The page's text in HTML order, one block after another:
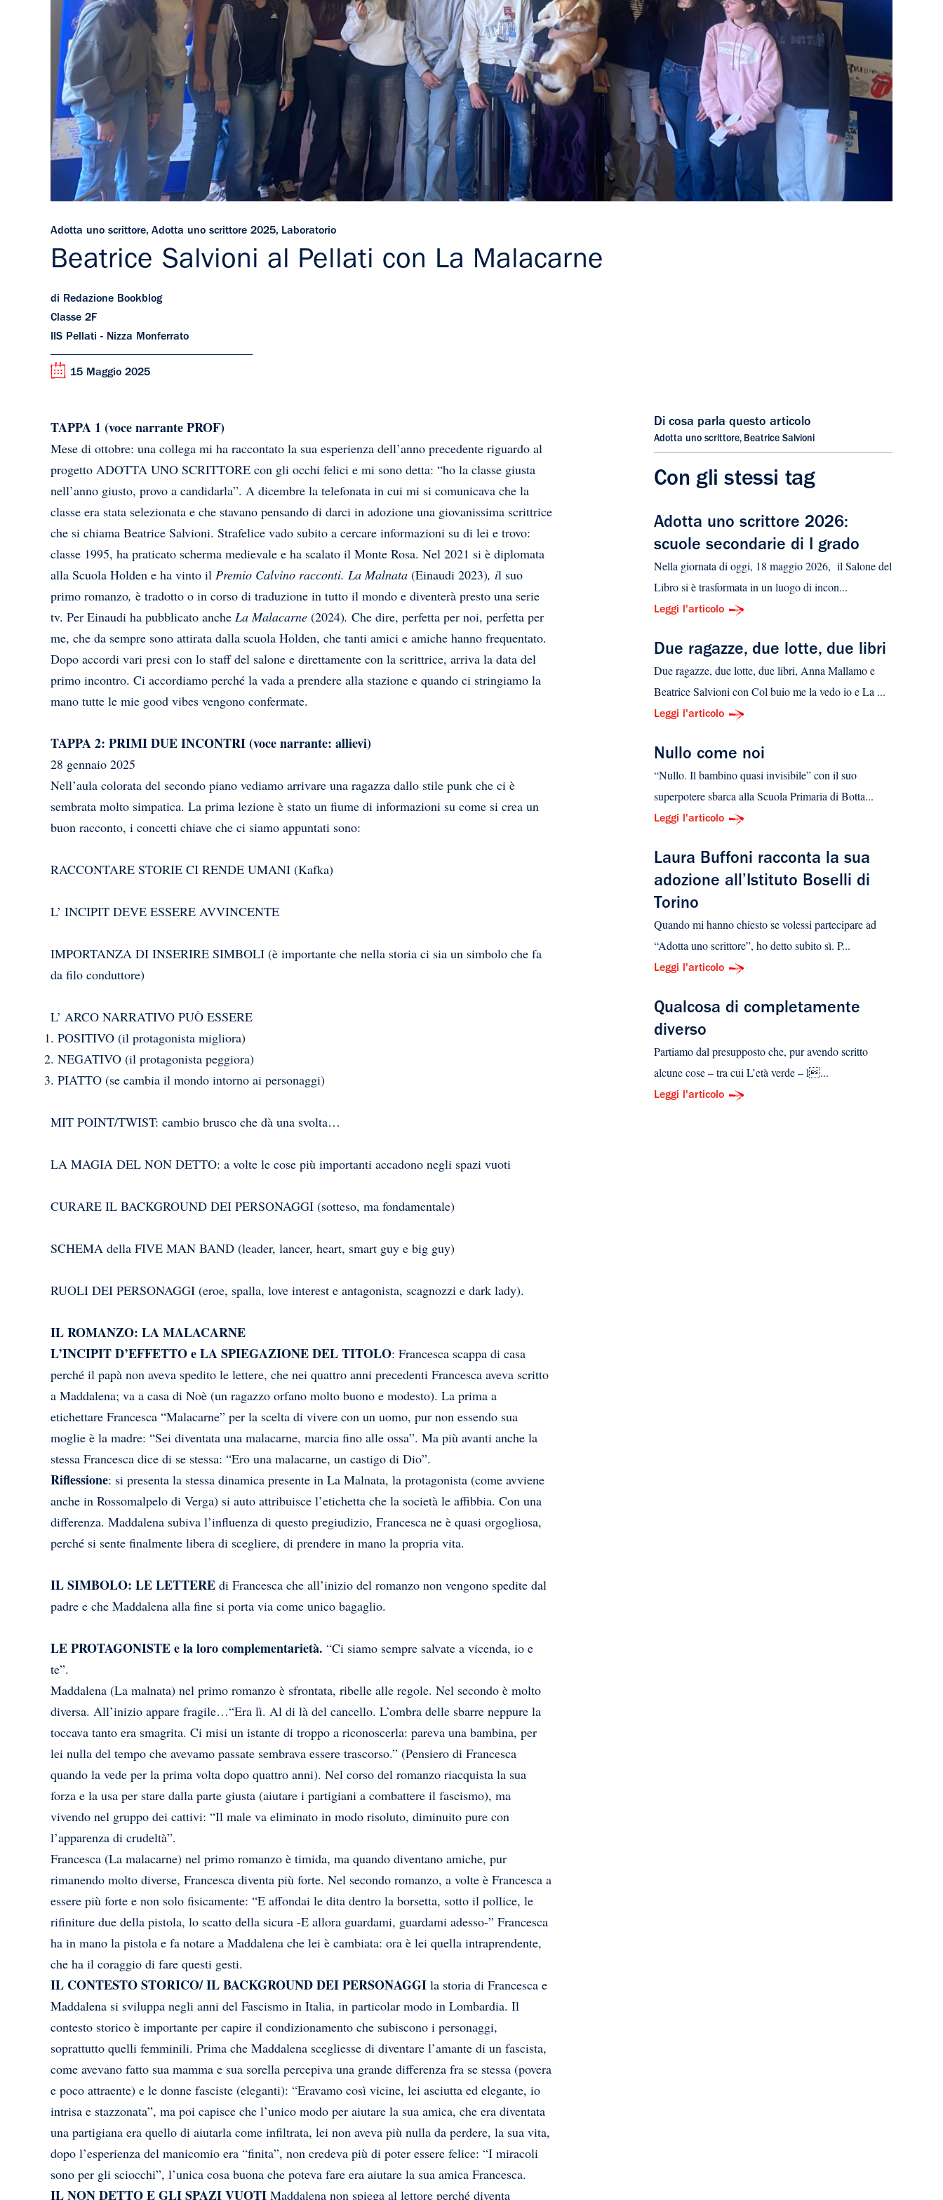
Adotta uno scrittore, Adotta uno scrittore 2025, Laboratorio
Beatrice Salvioni al Pellati con La Malacarne
di Redazione Bookblog
Classe 2F
IIS Pellati - Nizza Monferrato
15 Maggio 2025
TAPPA 1 (voce narrante PROF)
Mese di ottobre: una collega mi ha raccontato la sua esperienza dell’anno precedente riguardo al
progetto ADOTTA UNO SCRITTORE con gli occhi felici e mi sono detta: “ho la classe giusta
nell’anno giusto, provo a candidarla”. A dicembre la telefonata in cui mi si comunicava che la
classe era stata selezionata e che stavano pensando di darci in adozione una giovanissima scrittrice
che si chiama Beatrice Salvioni. Strafelice vado subito a cercare informazioni su di lei e trovo:
classe 1995, ha praticato scherma medievale e ha scalato il Monte Rosa. Nel 2021 si è diplomata
alla Scuola Holden e ha vinto il Premio Calvino racconti. La Malnata (Einaudi 2023), il suo
primo romanzo, è tradotto o in corso di traduzione in tutto il mondo e diventerà presto una serie
tv. Per Einaudi ha pubblicato anche La Malacarne (2024). Che dire, perfetta per noi, perfetta per
me, che da sempre sono attirata dalla scuola Holden, che tanti amici e amiche hanno frequentato.
Dopo accordi vari presi con lo staff del salone e direttamente con la scrittrice, arriva la data del
primo incontro. Ci accordiamo perché la vada a prendere alla stazione e quando ci stringiamo la
mano tutte le mie good vibes vengono confermate.
TAPPA 2: PRIMI DUE INCONTRI (voce narrante: allievi)
28 gennaio 2025
Nell’aula colorata del secondo piano vediamo arrivare una ragazza dallo stile punk che ci è
sembrata molto simpatica. La prima lezione è stato un fiume di informazioni su come si crea un
buon racconto, i concetti chiave che ci siamo appuntati sono:
RACCONTARE STORIE CI RENDE UMANI (Kafka)
L’ INCIPIT DEVE ESSERE AVVINCENTE
IMPORTANZA DI INSERIRE SIMBOLI (è importante che nella storia ci sia un simbolo che fa
da filo conduttore)
L’ ARCO NARRATIVO PUÒ ESSERE
POSITIVO (il protagonista migliora)
NEGATIVO (il protagonista peggiora)
PIATTO (se cambia il mondo intorno ai personaggi)
MIT POINT/TWIST: cambio brusco che dà una svolta…
LA MAGIA DEL NON DETTO: a volte le cose più importanti accadono negli spazi vuoti
CURARE IL BACKGROUND DEI PERSONAGGI (sotteso, ma fondamentale)
SCHEMA della FIVE MAN BAND (leader, lancer, heart, smart guy e big guy)
RUOLI DEI PERSONAGGI (eroe, spalla, love interest e antagonista, scagnozzi e dark lady).
IL ROMANZO: LA MALACARNE
L’INCIPIT D’EFFETTO e LA SPIEGAZIONE DEL TITOLO: Francesca scappa di casa
perché il papà non aveva spedito le lettere, che nei quattro anni precedenti Francesca aveva scritto
a Maddalena; va a casa di Noè (un ragazzo orfano molto buono e modesto). La prima a
etichettare Francesca “Malacarne” per la scelta di vivere con un uomo, pur non essendo sua
moglie è la madre: “Sei diventata una malacarne, marcia fino alle ossa”. Ma più avanti anche la
stessa Francesca dice di se stessa: “Ero una malacarne, un castigo di Dio”.
Riflessione: si presenta la stessa dinamica presente in La Malnata, la protagonista (come avviene
anche in Rossomalpelo di Verga) si auto attribuisce l’etichetta che la società le affibbia. Con una
differenza. Maddalena subiva l’influenza di questo pregiudizio, Francesca ne è quasi orgogliosa,
perché si sente finalmente libera di scegliere, di prendere in mano la propria vita.
IL SIMBOLO: LE LETTERE di Francesca che all’inizio del romanzo non vengono spedite dal
padre e che Maddalena alla fine si porta via come unico bagaglio.
LE PROTAGONISTE e la loro complementarietà. “Ci siamo sempre salvate a vicenda, io e
te”.
Maddalena (La malnata) nel primo romanzo è sfrontata, ribelle alle regole. Nel secondo è molto
diversa. All’inizio appare fragile…“Era lì. Al di là del cancello. L’ombra delle sbarre neppure la
toccava tanto era smagrita. Ci misi un istante di troppo a riconoscerla: pareva una bambina, per
lei nulla del tempo che avevamo passate sembrava essere trascorso.” (Pensiero di Francesca
quando la vede per la prima volta dopo quattro anni). Nel corso del romanzo riacquista la sua
forza e la usa per stare dalla parte giusta (aiutare i partigiani a combattere il fascismo), ma
vivendo nel gruppo dei cattivi: “Il male va eliminato in modo risoluto, diminuito pure con
l’apparenza di crudeltà”.
Francesca (La malacarne) nel primo romanzo è timida, ma quando diventano amiche, pur
rimanendo molto diverse, Francesca diventa più forte. Nel secondo romanzo, a volte è Francesca a
essere più forte e non solo fisicamente: “E affondai le dita dentro la borsetta, sotto il pollice, le
rifiniture due della pistola, lo scatto della sicura -E allora guardami, guardami adesso-” Francesca
ha in mano la pistola e fa notare a Maddalena che lei è cambiata: ora è lei quella intraprendente,
che ha il coraggio di fare questi gesti.
IL CONTESTO STORICO/ IL BACKGROUND DEI PERSONAGGI la storia di Francesca e
Maddalena si sviluppa negli anni del Fascismo in Italia, in particolar modo in Lombardia. Il
contesto storico è importante per capire il condizionamento che subiscono i personaggi,
soprattutto quelli femminili. Prima che Maddalena scegliesse di diventare l’amante di un fascista,
come avevano fatto sua mamma e sua sorella percepiva una grande differenza fra se stessa (povera
e poco attraente) e le donne fasciste (eleganti): “Eravamo così vicine, lei asciutta ed elegante, io
intrisa e stazzonata”, ma poi capisce che l’unico modo per aiutare la sua amica, che era diventata
una partigiana era quello di aiutarla come infiltrata, lei non aveva più nulla da perdere, la sua vita,
dopo l’esperienza del manicomio era “finita”, non credeva più di poter essere felice: “I miracoli
sono per gli sciocchi”, l’unica cosa buona che poteva fare era aiutare la sua amica Francesca.
IL NON DETTO E GLI SPAZI VUOTI Maddalena non spiega al lettore perché diventa
Di cosa parla questo articolo
Adotta uno scrittore, Beatrice Salvioni
Con gli stessi tag
Adotta uno scrittore 2026:
scuole secondarie di I grado
Nella giornata di oggi, 18 maggio 2026, il Salone del
Libro si è trasformata in un luogo di incon...
Leggi l'articolo
Due ragazze, due lotte, due libri
Due ragazze, due lotte, due libri, Anna Mallamo e
Beatrice Salvioni con Col buio me la vedo io e La ...
Leggi l'articolo
Nullo come noi
“Nullo. Il bambino quasi invisibile” con il suo
superpotere sbarca alla Scuola Primaria di Botta...
Leggi l'articolo
Laura Buffoni racconta la sua
adozione all’Istituto Boselli di
Torino
Quando mi hanno chiesto se volessi partecipare ad
“Adotta uno scrittore”, ho detto subito sì. P...
Leggi l'articolo
Qualcosa di completamente
diverso
Partiamo dal presupposto che, pur avendo scritto
alcune cose – tra cui L’età verde – l...
Leggi l'articolo